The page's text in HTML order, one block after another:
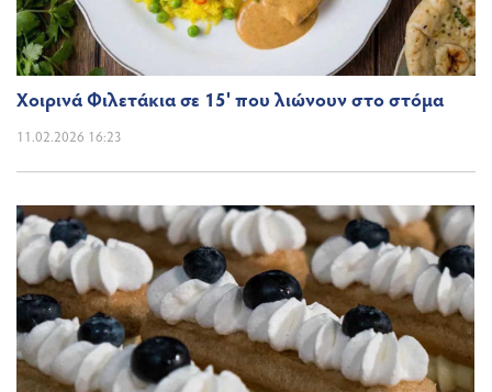
Χοιρινά Φιλετάκια σε 15' που λιώνουν στο στόμα
11.02.2026 16:23